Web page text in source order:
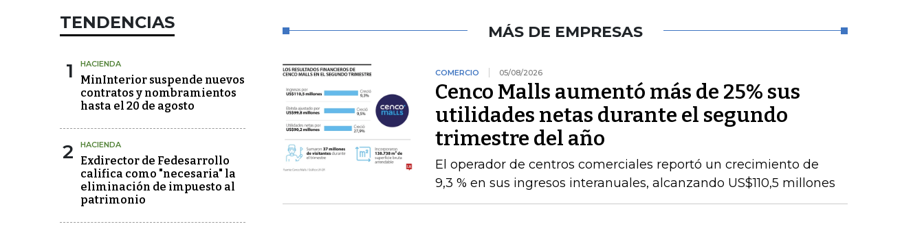
TENDENCIAS
1 HACIENDA
MinInterior suspende nuevos
contratos y nombramientos
hasta el 20 de agosto
2 HACIENDA
Exdirector de Fedesarrollo
califica como "necesaria" la
eliminación de impuesto al
patrimonio
MÁS DE EMPRESAS
COMERCIO 05/08/2026
Cenco Malls aumentó más de 25% sus
utilidades netas durante el segundo
trimestre del año
El operador de centros comerciales reportó un crecimiento de
9,3 % en sus ingresos interanuales, alcanzando US$110,5 millones